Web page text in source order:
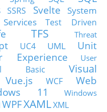
SSRS Svelte
System
Test Driven
TFS
Threat
UC4 UML
Unit
Experience
User
Basic
Visual
Vue.js WCF
Web
11
Windows
WPFXAMLXML